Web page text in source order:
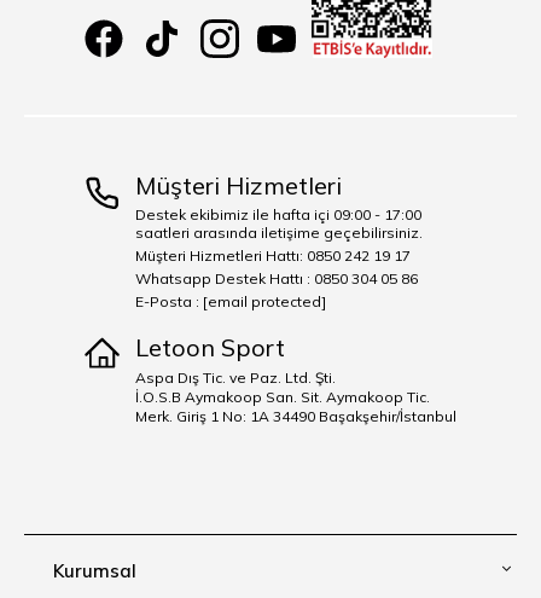
Kurumsal
Müşteri Hizmetleri
Destek ekibimiz ile hafta içi 09:00 - 17:00
saatleri arasında iletişime geçebilirsiniz.
Müşteri Hizmetleri Hattı: 0850 242 19 17
Whatsapp Destek Hattı : 0850 304 05 86
E-Posta : [email protected]
Letoon Sport
Aspa Dış Tic. ve Paz. Ltd. Şti.
İ.O.S.B Aymakoop San. Sit. Aymakoop Tic.
Merk. Giriş 1 No: 1A 34490 Başakşehir/İstanbul